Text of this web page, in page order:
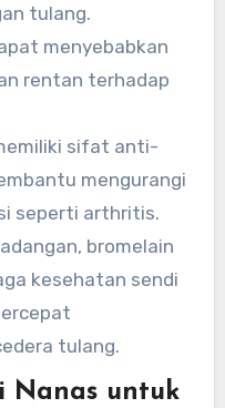
tulang.
menyebabkan
rentan terhadap
sifat anti-
mengurangi
seperti arthritis.
bromelain
kesehatan sendi
tulang.
Nanas untuk